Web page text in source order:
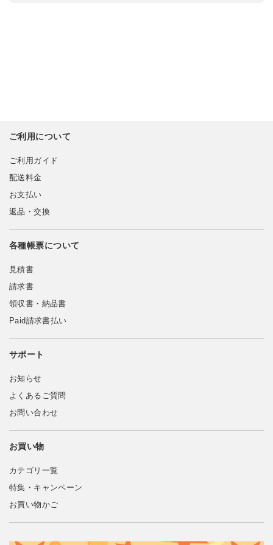
ご利用について
ご利用ガイド
配送料金
お支払い
返品・交換
各種帳票について
見積書
請求書
領収書・納品書
Paid請求書払い
サポート
お知らせ
よくあるご質問
お問い合わせ
お買い物
カテゴリ一覧
特集・キャンペーン
お買い物かご